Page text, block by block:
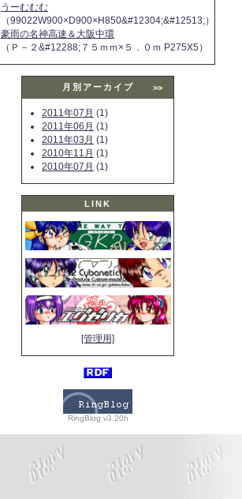
うーむむむ
（99022W900×D900×H850&#12304;&#12513;）
豪雨の名神高速＆大阪中環
（Ｐ－２&#12288;７５ｍｍ×５．０ｍ P275X5）
月別アーカイブ >>
2011年07月 (1)
2011年06月 (1)
2011年03月 (1)
2010年11月 (1)
2010年07月 (1)
LINK
[管理用]
RingBlog v3.20h